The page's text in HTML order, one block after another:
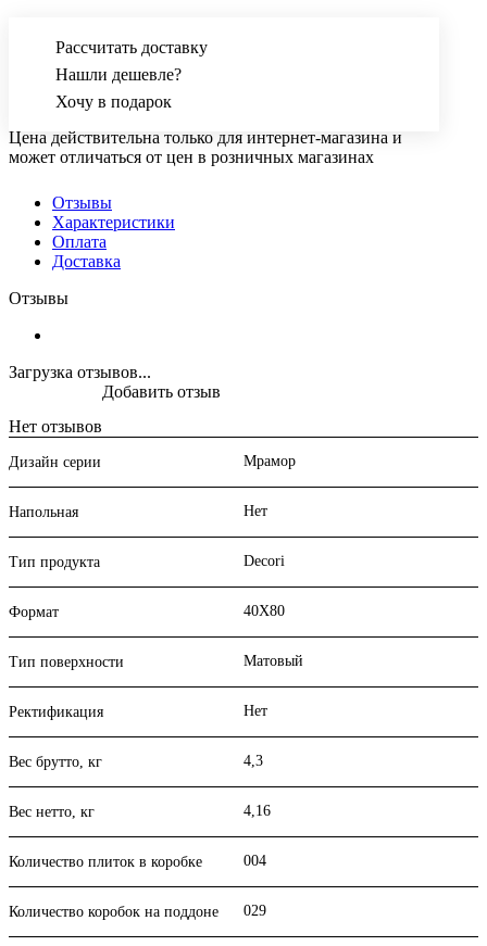
Рассчитать доставку
Нашли дешевле?
Хочу в подарок
Цена действительна только для интернет-магазина и
может отличаться от цен в розничных магазинах
Отзывы
Характеристики
Оплата
Доставка
Отзывы
Загрузка отзывов...
Нет отзывов
Добавить отзыв
Дизайн серии Мрамор
Напольная Нет
Тип продукта Decori
Формат 40X80
Тип поверхности Матовый
Ректификация Нет
Вес брутто, кг 4,3
Вес нетто, кг 4,16
Количество плиток в коробке 004
Количество коробок на поддоне 029